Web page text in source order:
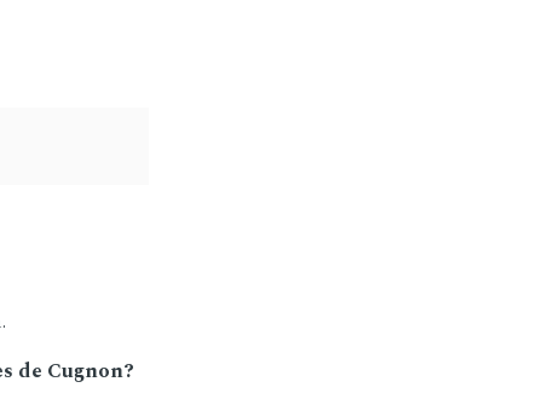
de Cugnon?